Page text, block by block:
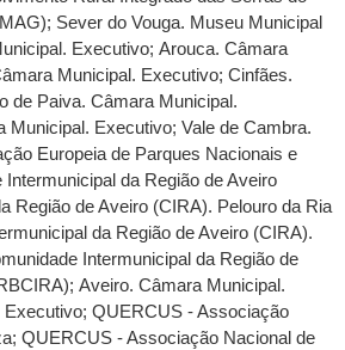
; Sever do Vouga. Museu Municipal
Executivo;Arouca. Câmara
Municipal. Executivo;Cinfães.
de Paiva. Câmara Municipal.
Municipal. Executivo;Vale de Cambra.
Europeia de Parques Nacionais e
Intermunicipal da Região de Aveiro
Região de Aveiro (CIRA). Pelouro da Ria
da Região de Aveiro (CIRA).
Intermunicipal da Região de
;Aveiro. Câmara Municipal.
Executivo;QUERCUS - Associação
;QUERCUS - Associação Nacional de